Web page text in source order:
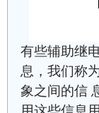
有些辅助继
息，我们称
象之间的信